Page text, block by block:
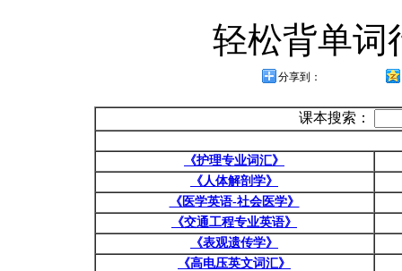
轻松背单词
分享到：
课本搜索：
《护理专业词汇》
《人体解剖学》
《医学英语-社会医学》
《交通工程专业英语》
《表观遗传学》
《高电压英文词汇》